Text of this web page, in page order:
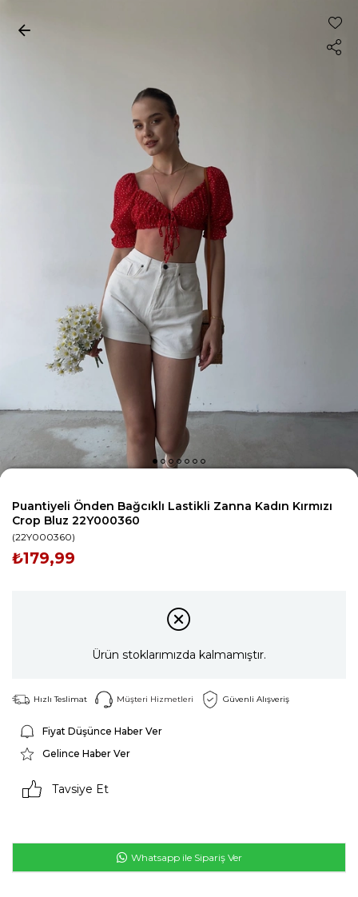
Puantiyeli Önden Bağcıklı Lastikli Zanna Kadın Kırmızı
Crop Bluz 22Y000360
(22Y000360)
₺179,99
Ürün stoklarımızda kalmamıştır.
Hızlı Teslimat Müşteri Hizmetleri Güvenli Alışveriş
Fiyat Düşünce Haber Ver
Gelince Haber Ver
Tavsiye Et
Whatsapp ile Sipariş Ver